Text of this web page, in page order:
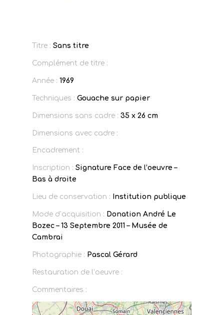
Titre : Sans titre
Complément de titre :
Année : 1969
Techniques : Gouache sur papier
Dimensions sans cadre : 35 x 26 cm
Dimensions avec cadre :
Encadrement :
Inscription : Signature Face de l’oeuvre –
Bas à droite
Lieu de conservation : Institution publique
Mode d’acquisition : Donation André Le
Bozec – 13 Septembre 2011 – Musée de
Cambrai
Photographie : Pascal Gérard
Restauration de l’oeuvre :
Commentaires :